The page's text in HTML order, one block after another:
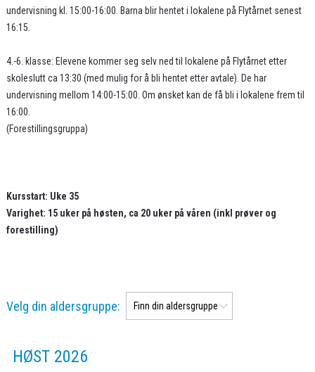
undervisning kl. 15:00-16:00. Barna blir hentet i lokalene på Flytårnet senest
16:15.
4.-6. klasse: Elevene kommer seg selv ned til lokalene på Flytårnet etter
skoleslutt ca 13:30 (med mulig for å bli hentet etter avtale). De har
undervisning mellom 14:00-15:00. Om ønsket kan de få bli i lokalene frem til
16:00.
(Forestillingsgruppa)
Kursstart: Uke 35
Varighet: 15 uker på høsten, ca 20 uker på våren (inkl prøver og
forestilling)
Velg din aldersgruppe:
HØST 2026